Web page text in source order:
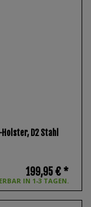
D2 Stahl
IN 1-3 TAGEN.
199,95 € *